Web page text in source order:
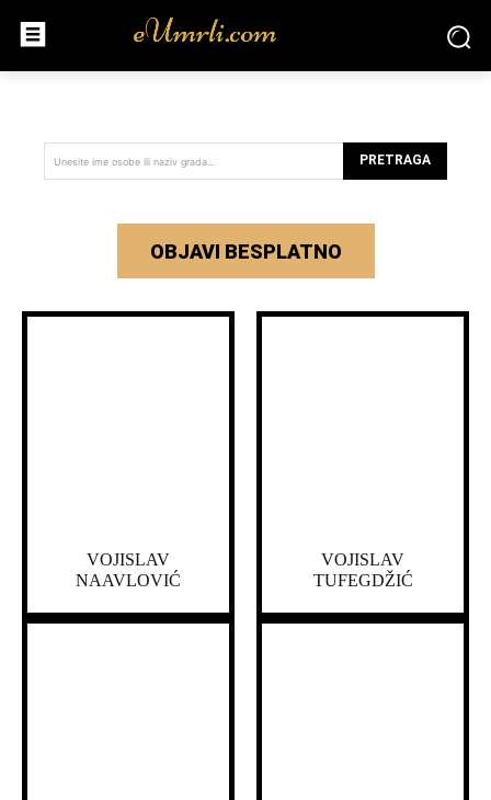
Unesite ime osobe ili naziv grada... PRETRAGA
OBJAVI BESPLATNO
VOJISLAV
NAAVLOVIĆ
VOJISLAV
TUFEGDŽIĆ